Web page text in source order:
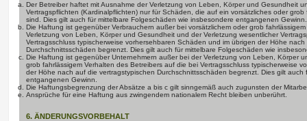
Der Betreiber haftet mit Ausnahme der Verletzung von Leben, Körper und Gesundheit
Vertragspflichten (Kardinalpflichten) nur für Schäden, die auf ein vorsätzliches oder
sind. Dies gilt auch für mittelbare Folgeschäden wie insbesondere entgangenen Gewinn.
Die Haftung ist gegenüber Verbrauchern außer bei vorsätzlichem oder grob
Verletzung von Leben, Körper und Gesundheit und der Verletzung wesentlicher
Vertragsschluss typischerweise vorhersehbaren Schäden und im übrigen der Höhe
Durchschnittsschäden begrenzt. Dies gilt auch für mittelbare Folgeschäden wie
Die Haftung ist gegenüber Unternehmern außer bei der Verletzung von Leben, Körper
grob fahrlässigem Verhalten des Betreibers auf die bei Vertragsschluss typischerweise
der Höhe nach auf die vertragstypischen Durchschnittsschäden begrenzt. Dies gilt
entgangenen Gewinn.
Die Haftungsbegrenzung der Absätze a bis c gilt sinngemäß auch zugunsten der
Ansprüche für eine Haftung aus zwingendem nationalem Recht bleiben unberührt.
6. ÄNDERUNGSVORBEHALT